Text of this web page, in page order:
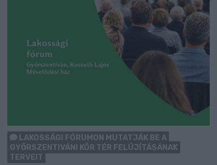
LAKOSSÁGI FÓRUMON MUTATJÁK BE A
GYŐRSZENTIVÁNI KÖR TÉR FELÚJÍTÁSÁNAK
TERVEIT